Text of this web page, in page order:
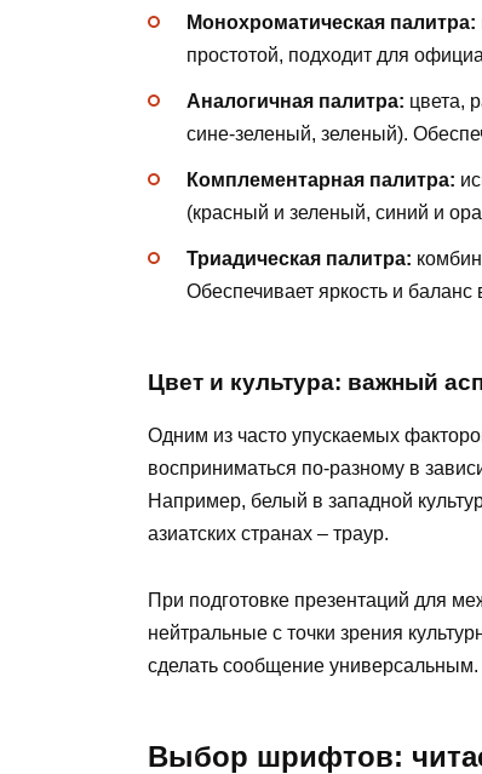
Монохроматическая палитра:
простотой, подходит для
Аналогичная палитра: цвета,
сине-зеленый, зеленый).
Комплементарная палитра:
(красный и зеленый, синий и
Триадическая палитра:
Обеспечивает яркость и
Цвет и культура: важный
Одним из часто упускаемых
восприниматься по-разному в
Например, белый в западной
азиатских странах – траур.
При подготовке презентаций для
нейтральные с точки зрения
сделать сообщение универсальным.
Выбор шрифтов: